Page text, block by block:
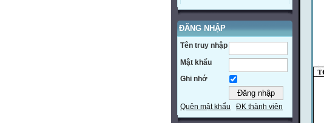
ĐĂNG NHẬP
Tên truy nhập
Mật khẩu
Ghi nhớ
Quên mật khẩu ĐK thành viên